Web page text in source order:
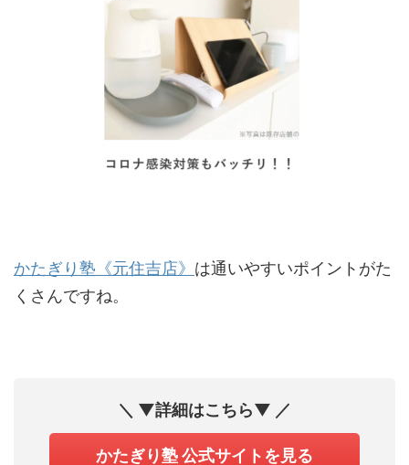
かたぎり塾《元住吉店》 は通いやすいポイントがた
くさんですね。
＼ ▼詳細はこちら▼ ／
かたぎり塾 公式サイトを見る